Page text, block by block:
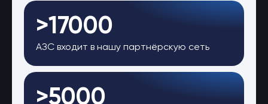
>17000
АЗС входит в нашу партнёрскую сеть
>5000